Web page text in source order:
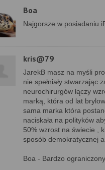
Boa
Najgorsze w posiadaniu
kris@79
JarekB masz na myśli
nie spełniały stwarzając
neurochirurgów łączy
marką, która od lat
sama marka która
naciskała na polityków
50% wzrost na świecie ,
sposób demokratycznej
Boa - Bardzo